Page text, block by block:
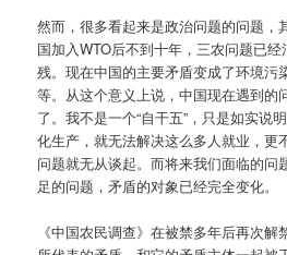
然而，很多看起来是政治问题的问题，
国加入WTO后不到十年，三农问题已
残。现在中国的主要矛盾变成了环境污
等。从这个意义上说，中国现在遇到的
了。我不是一个“自干五”，只是如实说
化生产，就无法解决这么多人就业，更
问题就无从谈起。而将来我们面临的问
足的问题，矛盾的对象已经完全变化。
《中国农民调查》在被禁多年后再次